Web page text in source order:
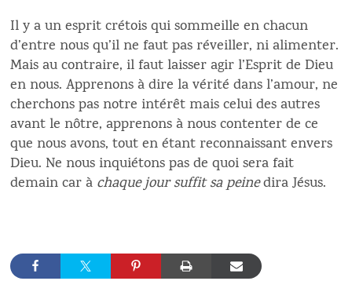
Il y a un esprit crétois qui sommeille en chacun
d’entre nous qu’il ne faut pas réveiller, ni alimenter.
Mais au contraire, il faut laisser agir l’Esprit de Dieu
en nous. Apprenons à dire la vérité dans l’amour, ne
cherchons pas notre intérêt mais celui des autres
avant le nôtre, apprenons à nous contenter de ce
que nous avons, tout en étant reconnaissant envers
Dieu. Ne nous inquiétons pas de quoi sera fait
demain car à chaque jour suffit sa peinedira Jésus.